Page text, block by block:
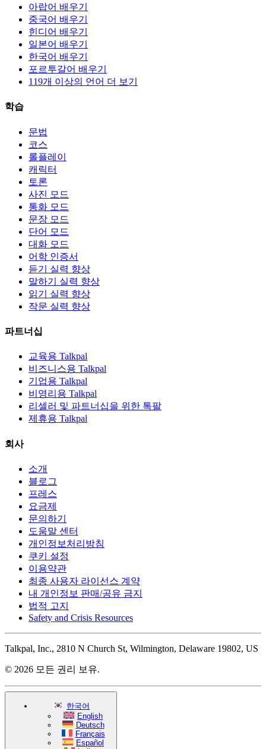
아랍어 배우기
중국어 배우기
힌디어 배우기
일본어 배우기
한국어 배우기
포르투갈어 배우기
119개 이상의 언어 더 보기
학습
문법
코스
롤플레이
캐릭터
토론
사진 모드
통화 모드
문장 모드
단어 모드
대화 모드
어학 인증서
듣기 실력 향상
말하기 실력 향상
읽기 실력 향상
작문 실력 향상
파트너십
교육용 Talkpal
비즈니스용 Talkpal
기업용 Talkpal
비영리용 Talkpal
리셀러 및 파트너십을 위한 톡팔
제휴용 Talkpal
회사
소개
블로그
프레스
요금제
문의하기
도움말 센터
개인정보처리방침
쿠키 설정
이용약관
최종 사용자 라이선스 계약
내 개인정보 판매/공유 금지
법적 고지
Safety and Crisis Resources
Talkpal, Inc., 2810 N Church St, Wilmington, Delaware 19802, US
© 2026 모든 권리 보유.
한국어
English
Deutsch
Français
Español